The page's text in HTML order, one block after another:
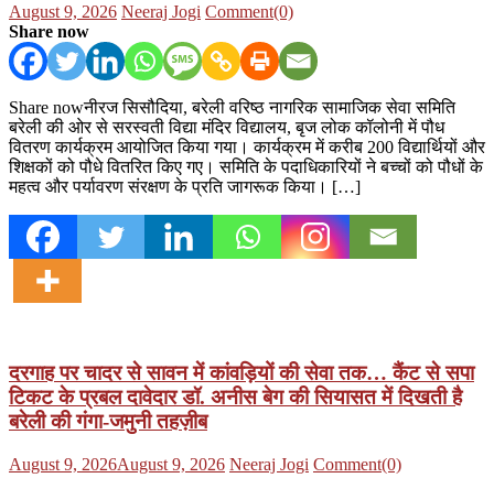
Posted
on
August 9, 2026 Author
Neeraj Jogi Comment(0)
Share now
Share nowनीरज सिसौदिया, बरेली वरिष्ठ नागरिक सामाजिक सेवा समिति
बरेली की ओर से सरस्वती विद्या मंदिर विद्यालय, बृज लोक कॉलोनी में पौध
वितरण कार्यक्रम आयोजित किया गया। कार्यक्रम में करीब 200 विद्यार्थियों और
शिक्षकों को पौधे वितरित किए गए। समिति के पदाधिकारियों ने बच्चों को पौधों के
महत्व और पर्यावरण संरक्षण के प्रति जागरूक किया। […]
दरगाह पर चादर से सावन में कांवड़ियों की सेवा तक… कैंट से सपा
टिकट के प्रबल दावेदार डॉ. अनीस बेग की सियासत में दिखती है
बरेली की गंगा-जमुनी तहज़ीब
Posted
August 9, 2026August 9, 2026 Author
Neeraj Jogi Comment(0)